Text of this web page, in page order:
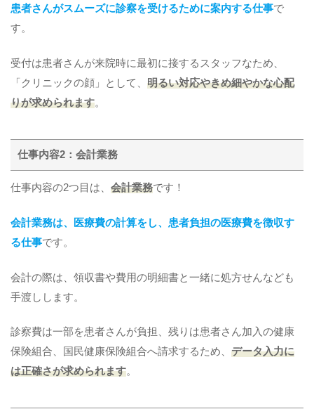
患者さんがスムーズに診察を受けるために案内する仕事で
す。
受付は患者さんが来院時に最初に接するスタッフなため、
「クリニックの顔」として、 明るい対応やきめ細やかな心配
りが求められます。
仕事内容2：会計業務
仕事内容の2つ目は、 会計業務です！
会計業務は、医療費の計算をし、患者負担の医療費を徴収す
る仕事です。
会計の際は、領収書や費用の明細書と一緒に処方せんなども
手渡しします。
診察費は一部を患者さんが負担、残りは患者さん加入の健康
保険組合、国民健康保険組合へ請求するため、 データ入力に
は正確さが求められます。